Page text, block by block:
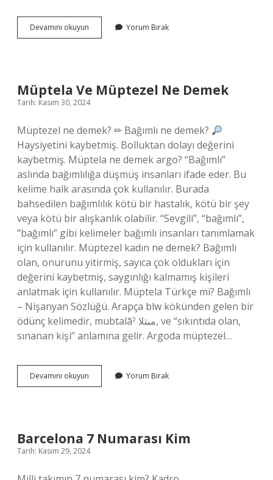
Devamını okuyun
Bakla
Yorum Bırak
Müptela Ve Müptezel Ne Demek
Tarih: Kasım 30, 2024
Müptezel ne demek? ✏ Bağımlı ne demek?
Haysiyetini kaybetmiş. Bolluktan dolayı değerini
kaybetmiş. Müptela ne demek argo? “Bağımlı”
aslında bağımlılığa düşmüş insanları ifade eder. Bu
kelime halk arasında çok kullanılır. Burada
bahsedilen bağımlılık kötü bir hastalık, kötü bir şey
veya kötü bir alışkanlık olabilir. “Sevgili”, “bağımlı”,
“bağımlı” gibi kelimeler bağımlı insanları tanımlamak
için kullanılır. Müptezel kadın ne demek? Bağımlı
olan, onurunu yitirmiş, sayıca çok oldukları için
değerini kaybetmiş, saygınlığı kalmamış kişileri
anlatmak için kullanılır. Müptela Türkçe mi? Bağımlı
– Nişanyan Sözlüğü. Arapça blw kökünden gelen bir
ödünç kelimedir, mubtalāˀ مبتلا, ve “sıkıntıda olan,
sınanan kişi” anlamına gelir. Argoda müptezel…
Devamını okuyun Müptela
Ve
Yorum Bırak
Barcelona 7 Numarası Kim
Tarih: Kasım 29, 2024